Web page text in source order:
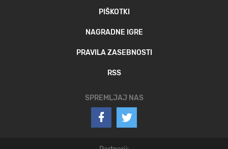
PIŠKOTKI
NAGRADNE IGRE
PRAVILA ZASEBNOSTI
RSS
SPREMLJAJ NAS